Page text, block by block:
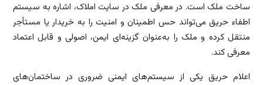
ساخت ملک است. در معرفی ملک در سایت املاک، اشاره به سیستم
اطفاء حریق می‌تواند حس اطمینان و امنیت را به خریدار یا مستأجر
منتقل کرده و ملک را به‌عنوان گزینه‌ای ایمن، اصولی و قابل اعتماد
معرفی کند.
اعلام حریق یکی از سیستم‌های ایمنی ضروری در ساختمان‌های